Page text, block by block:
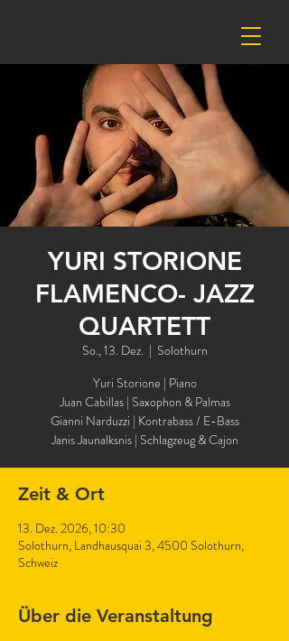
YURI STORIONE
FLAMENCO- JAZZ
QUARTETT
So., 13. Dez.
  |
Solothurn
Yuri Storione | Piano
Juan Cabillas | Saxophon & Palmas
Gianni Narduzzi | Kontrabass / E-Bass
Janis Jaunalksnis | Schlagzeug & Cajon
Zeit & Ort
13. Dez. 2026, 10:30
Solothurn, Landhausquai 3, 4500 Solothurn,
Schweiz
Über die Veranstaltung